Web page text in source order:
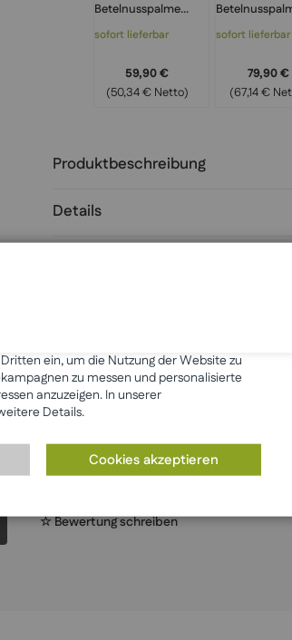
Betelnusspalme
ca.120 cm
sofort lieferbar
59,90 €
(50,34 € Netto)
cm – Exotische
Innenräume
sofort lieferbar
79,90 €
(67,14 €
Produktbeschreibung
Details
unsere Kunden
☆ Bewertung schreiben
ein, um die Nutzung der Website zu
zu messen und personalisierte
anzuzeigen. In unserer
Details.
Cookies akzeptieren